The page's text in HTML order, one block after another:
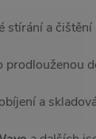
stírání a čištění
prodlouženou
a